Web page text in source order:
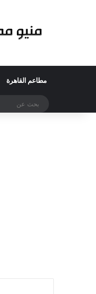
مطاعم القاهرة